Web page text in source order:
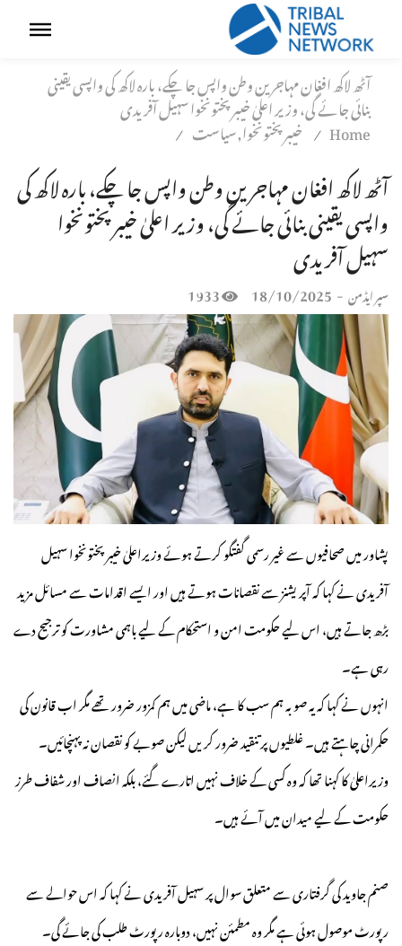
آٹھ لاکھ افغان مہاجرین وطن واپس جا چکے، بارہ لاکھ کی واپسی یقینی
بنائی جائے گی، وزیر اعلیٰ خیبر پختونخوا سہیل آفریدی
Home
/ خیبر پختونخوا,سیاست /
آٹھ لاکھ افغان مہاجرین وطن واپس جا چکے، بارہ لاکھ کی
واپسی یقینی بنائی جائے گی، وزیر اعلیٰ خیبر پختونخوا
سہیل آفریدی
سپر ایڈمن -
18/10/2025
پشاور میں صحافیوں سے غیر رسمی گفتگو کرتے ہوئے وزیراعلیٰ خیبر پختونخوا سہیل
آفریدی نے کہا کہ آپریشنز سے نقصانات ہوتے ہیں اور ایسے اقدامات سے مسائل مزید
بڑھ جاتے ہیں، اس لیے حکومت امن و استحکام کے لیے باہمی مشاورت کو ترجیح دے
رہی ہے۔
انہوں نے کہا کہ یہ صوبہ ہم سب کا ہے، ماضی میں ہم کمزور ضرور تھے مگر اب قانون کی
حکمرانی چاہتے ہیں۔ غلطیوں پر تنقید ضرور کریں لیکن صوبے کو نقصان نہ پہنچائیں۔
وزیراعلیٰ کا کہنا تھا کہ وہ کسی کے خلاف نہیں اتارے گئے، بلکہ انصاف اور شفاف طرز
حکومت کے لیے میدان میں آئے ہیں۔
صنم جاوید کی گرفتاری سے متعلق سوال پر سہیل آفریدی نے کہا کہ اس حوالے سے
رپورٹ موصول ہوئی ہے مگر وہ مطمئن نہیں، دوبارہ رپورٹ طلب کی جائے گی۔